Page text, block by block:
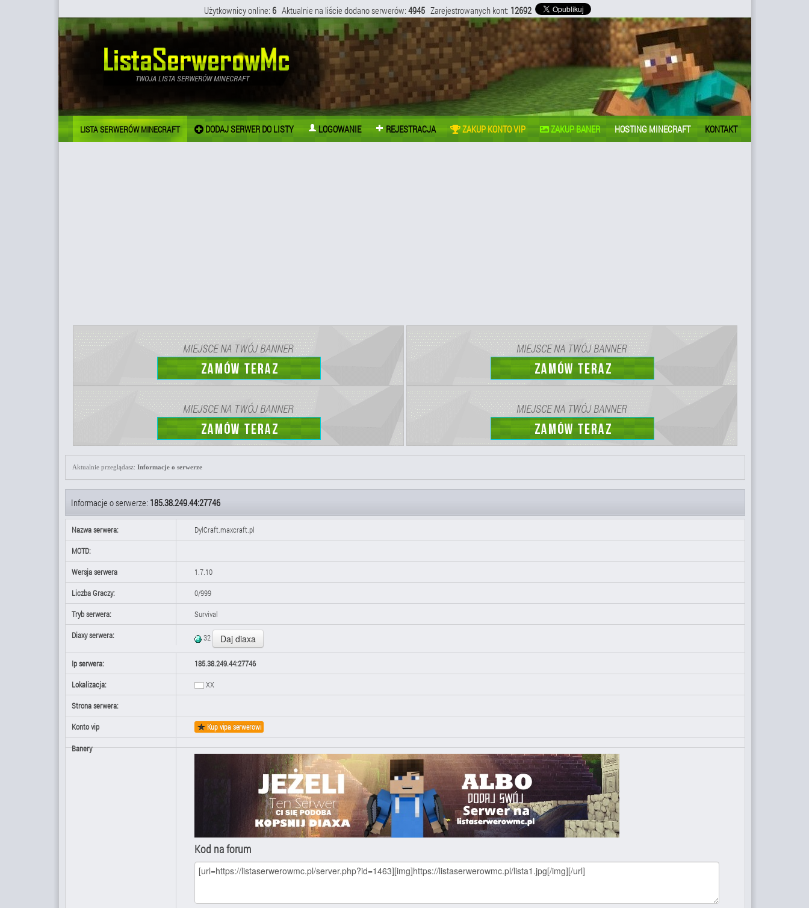
Użytkownicy online: 6Aktualnie na liście dodano serwerów: 4945 Zarejestrowanych kont: 12692
LISTA SERWERÓW MINECRAFT DODAJ SERWER DO LISTY LOGOWANIE REJESTRACJA ZAKUP KONTO VIP ZAKUP BANER HOSTING MINECRAFT KONTAKT
Aktualnie przeglądasz: Informacje o serwerze
Informacje o serwerze: 185.38.249.44:27746
Nazwa serwera:
DylCraft.maxcraft.pl
MOTD:
Wersja serwera
1.7.10
Liczba Graczy:
0/999
Tryb serwera:
Survival
Diaxy serwera:
32
Ip serwera:
185.38.249.44:27746
Lokalizacja:
XX
Strona serwera:
Konto vip
Kup vipa serwerowi
Banery
Kod na forum